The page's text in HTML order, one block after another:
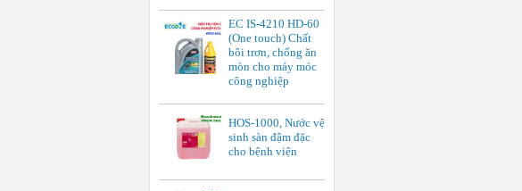
EC IS-4210 HD-60
(One touch) Chất
bôi trơn, chống ăn
mòn cho máy móc
công nghiệp
HOS-1000, Nước vệ
sinh sàn đậm đặc
cho bệnh viện